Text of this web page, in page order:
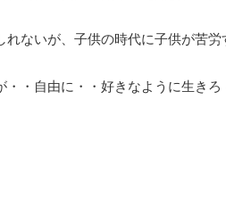
ないが、子供の時代に子供が苦
・自由に・・好きなように生き